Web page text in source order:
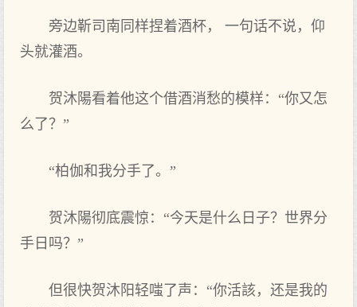
旁边靳司南同样捏着酒杯， 一句话不说，仰
头就灌酒。
贺沐陽看着他这个借酒消愁的模样：“你又怎
么了？”
“柏伽和我分手了。”
贺沐陽彻底震惊：“今天是什么日子？世界分
手日吗？”
但很快贺沐阳轻嗤了声：“你活該，还是我的